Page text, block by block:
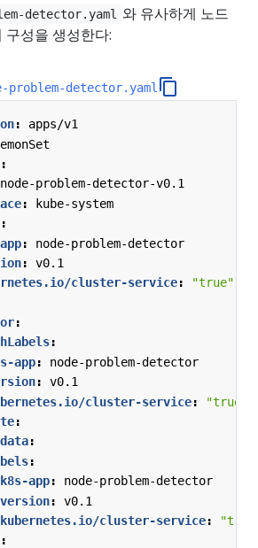
detector.yaml
와 유사하게 노드
구성을 생성한다:
problem-detector.yaml
:
apps/v1
:
node-problem-detector-v0.1
:
kube-system
:
:
node-problem-detector
:
v0.1
cluster-service:
"true"
:
:
app:
node-problem-detector
:
v0.1
cluster-service:
"true"
:
:
:
k8s-app:
node-problem-detector
version:
v0.1
kubernetes.io/cluster-service:
: